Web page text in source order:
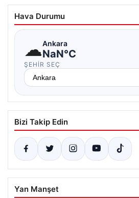
Hava Durumu
☁Ankara
NaN°C
ŞEHIR SEÇ
Bizi Takip Edin
Yan Manşet